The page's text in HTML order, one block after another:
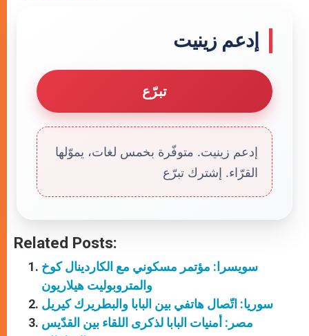
إدعم زينيت
تبرّع
إدعم زينيت. متوفّرة بخمس لغات، يموّلها
القرّاء. إشترك تبرّع
Related Posts:
سويسرا: مؤتمر مسكوني مع الكاردينال كوخ
والمتروبوليت هيلاريون
سوريا: اتّصال هاتفي بين البابا والبطريرك كيريل
مصر: أمنيات البابا لذكرى اللقاء بين القدّيس